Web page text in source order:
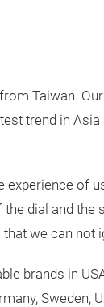
Taiwan.
trend in Asia
experience of
dial and the
we can not
brands in
Sweden,